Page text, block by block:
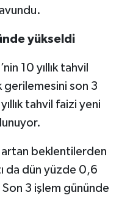
yükseldi
10 yıllık tahvil
gerilemesini son 3
tahvil faizi yeni
artan beklentilerden
da dün yüzde 0,6
Son 3 işlem gününde